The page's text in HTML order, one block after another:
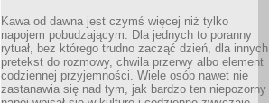
Kawa od dawna jest czymś więcej niż tylko
napojem pobudzającym. Dla jednych to poranny
rytuał, bez którego trudno zacząć dzień, dla innych
pretekst do rozmowy, chwila przerwy albo element
codziennej przyjemności. Wiele osób nawet nie
zastanawia się nad tym, jak bardzo ten niepozorny